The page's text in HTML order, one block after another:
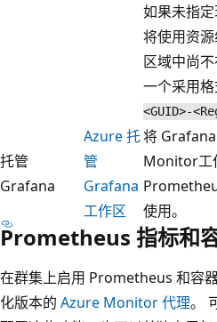
如果未指
将使用资
区域中尚
一个采用
<GUID>-
托管
Grafana
Azure 托
管
Grafana
工作区
将
Monitor工
使用。
Prometheus 指标和
在群集上启用 Prometheus 和容
化版本的 Azure Monitor 代理。